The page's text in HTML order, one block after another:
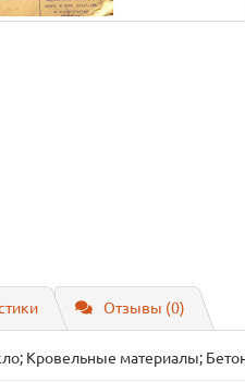
Отзывы (0)
Кровельные материалы;